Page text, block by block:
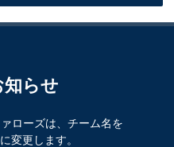
知らせ
ローズは、チーム名を
変更します。